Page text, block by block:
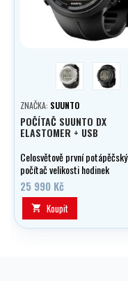
stříbrná černá
ZNAČKA: SUUNTO
POČÍTAČ SUUNTO DX
ELASTOMER + USB
Celosvětově první potápěčský
počítač velikosti hodinek
kompatibilní s rebreatherem.
25 990 Kč
 Koupit